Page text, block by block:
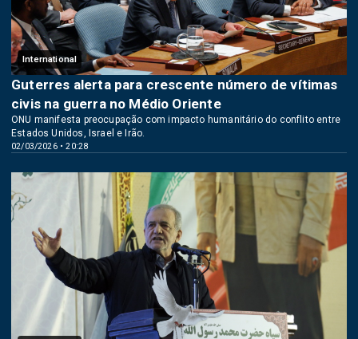
International
02/03/2026 • 20:28
Guterres alerta para crescente número de vítimas
civis na guerra no Médio Oriente
ONU manifesta preocupação com impacto humanitário do conflito entre
Estados Unidos, Israel e Irão.